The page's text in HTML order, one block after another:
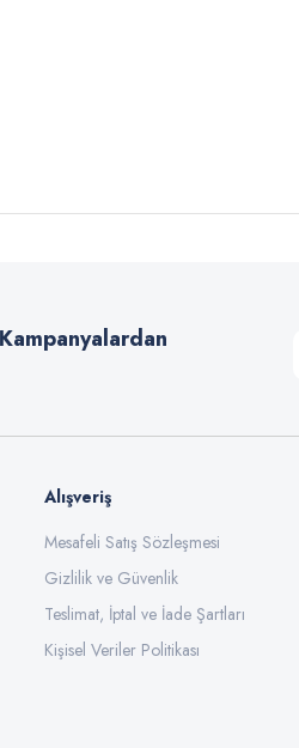
Alışveriş
Mesafeli Satış Sözleşmesi
Gizlilik ve Güvenlik
Teslimat, İptal ve İade Şartları
Kişisel Veriler Politikası